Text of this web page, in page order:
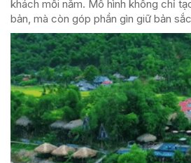
khách mỗi năm. Mô hình không chỉ
bản, mà còn góp phần gìn giữ bản